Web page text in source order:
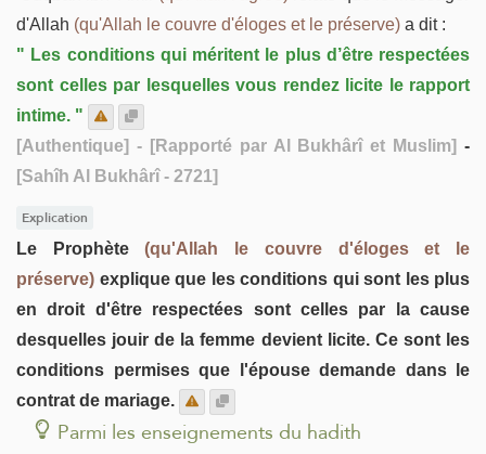
d'Allah (qu'Allah le couvre d'éloges et le préserve) a dit :
" Les conditions qui méritent le plus d’être respectées
sont celles par lesquelles vous rendez licite le rapport
intime. "
[Authentique] - [Rapporté par Al Bukhârî et Muslim] -
[Sahîh Al Bukhârî - 2721]
Explication
Le Prophète(qu'Allah le couvre d'éloges et le
préserve) explique que les conditions qui sont les plus
en droit d'être respectées sont celles par la cause
desquelles jouir de la femme devient licite. Ce sont les
conditions permises que l'épouse demande dans le
contrat de mariage.
Parmi les enseignements du hadith